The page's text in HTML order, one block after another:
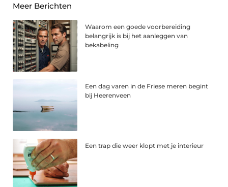
Meer Berichten
Waarom een goede voorbereiding
belangrijk is bij het aanleggen van
bekabeling
Een dag varen in de Friese meren begint
bij Heerenveen
Een trap die weer klopt met je interieur